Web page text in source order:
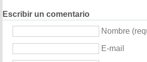
Escribir un comentario
Nombre
E-mail